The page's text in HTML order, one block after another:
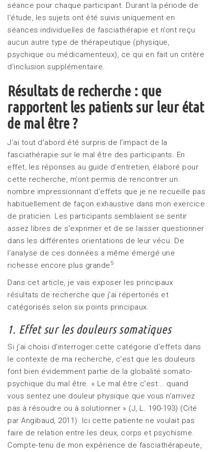
séance pour chaque participant. Durant la période de
l’étude, les sujets ont été suivis uniquement en
séances individuelles de fasciathérapie et n’ont reçu
aucun autre type de thérapeutique (physique,
psychique ou médicamenteux), ce qui en fait un critère
d’inclusion supplémentaire.
Résultats de recherche : que
rapportent les patients sur leur état
de mal être ?
J’ai tout d’abord été surpris de l’impact de la
fasciathérapie sur le mal être des participants. En
effet, les réponses au guide d’entretien, élaboré pour
cette recherche, m’ont permis de rencontrer un
nombre impressionnant d’effets que je ne recueille pas
habituellement de façon exhaustive dans mon exercice
de praticien. Les participants semblaient se sentir
assez libres de s’exprimer et de se laisser questionner
dans les différentes orientations de leur vécu. De
l’analyse de ces données a même émergé une
richesse encore plus grande 5.
Dans cet article, je vais exposer les principaux
résultats de recherche que j’ai répertoriés et
catégorisés selon six points principaux.
1. Effet sur les douleurs somatiques
Si j’ai choisi d’interroger cette catégorie d’effets dans
le contexte de ma recherche, c’est que les douleurs
font bien évidemment partie de la globalité somato-
psychique du mal être. « Le mal être c’est... quand
vous sentez une douleur physique que vous n’arrivez
pas à résoudre ou à solutionner » (J, L. 190-193) (Cité
par Angibaud, 2011). Ici cette patiente ne voulait pas
faire de relation entre les deux, corps et psychisme.
Compte-tenu de mon expérience de fasciathérapeute,